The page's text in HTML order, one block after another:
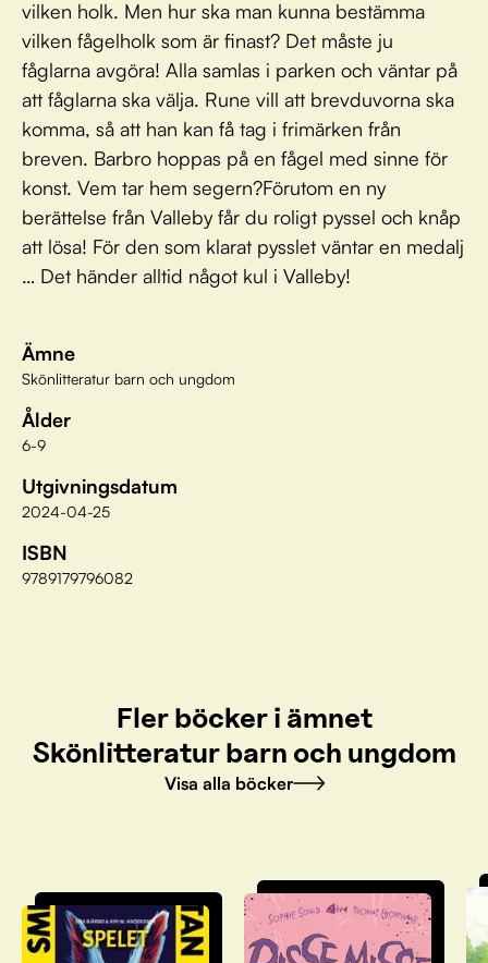
vilken holk. Men hur ska man kunna bestämma
vilken fågelholk som är finast? Det måste ju
fåglarna avgöra! Alla samlas i parken och väntar på
att fåglarna ska välja. Rune vill att brevduvorna ska
komma, så att han kan få tag i frimärken från
breven. Barbro hoppas på en fågel med sinne för
konst. Vem tar hem segern?Förutom en ny
berättelse från Valleby får du roligt pyssel och knåp
att lösa! För den som klarat pysslet väntar en medalj
… Det händer alltid något kul i Valleby!
Ämne
Skönlitteratur barn och ungdom
Ålder
6-9
Utgivningsdatum
2024-04-25
ISBN
9789179796082
Fler böcker i ämnet
Skönlitteratur barn och ungdom
Visa alla böcker